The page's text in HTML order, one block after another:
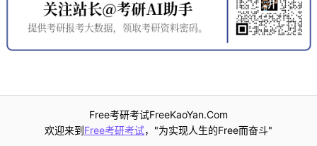
Free考研考试FreeKaoYan.Com
欢迎来到Free考研考试，"为实现人生的Free而奋斗"